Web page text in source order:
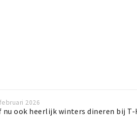
2026
nu ook heerlijk winters dineren bij T-